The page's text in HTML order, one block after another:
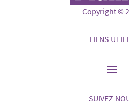
Copyright ©
LIENS
SUIVEZ-